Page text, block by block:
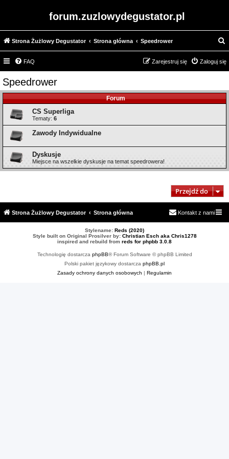
forum.zuzlowydegustator.pl
Strona Żużlowy Degustator Strona główna Speedrower
z
u
a
FAQ Zaloguj się
Zarejestruj się
Speedrower
Forum
CS Superliga
Tematy: 6
Zawody Indywidualne
Dyskusje
Miejsce na wszelkie dyskusje na temat speedrowera!
Przejdź do
Strona Żużlowy Degustator Strona główna Kontakt z nami
Stylename: Reds (2020)
Style built on Original Prosilver by: Christian Esch aka Chris1278
inspired and rebuild from reds for phpbb 3.0.8
Technologię dostarcza phpBB® Forum Software © phpBB Limited
Polski pakiet językowy dostarcza phpBB.pl
Zasady ochrony danych osobowych | Regulamin